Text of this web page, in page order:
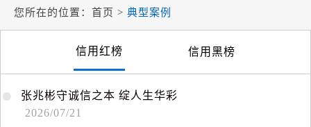
您所在的位置： 首页 > 典型案例
信用红榜 信用黑榜
张兆彬守诚信之本 绽人 生华彩
2026/07/21